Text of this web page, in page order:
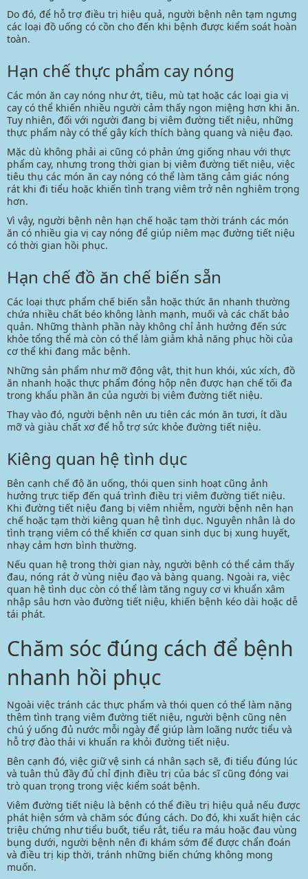
Do đó, để hỗ trợ điều trị hiệu quả, người bệnh nên tạm ngưng
các loại đồ uống có cồn cho đến khi bệnh được kiểm soát hoàn
toàn.
Hạn chế thực phẩm cay nóng
Các món ăn cay nóng như ớt, tiêu, mù tạt hoặc các loại gia vị
cay có thể khiến nhiều người cảm thấy ngon miệng hơn khi ăn.
Tuy nhiên, đối với người đang bị viêm đường tiết niệu, những
thực phẩm này có thể gây kích thích bàng quang và niệu đạo.
Mặc dù không phải ai cũng có phản ứng giống nhau với thực
phẩm cay, nhưng trong thời gian bị viêm đường tiết niệu, việc
tiêu thụ các món ăn cay nóng có thể làm tăng cảm giác nóng
rát khi đi tiểu hoặc khiến tình trạng viêm trở nên nghiêm trọng
hơn.
Vì vậy, người bệnh nên hạn chế hoặc tạm thời tránh các món
ăn có nhiều gia vị cay nóng để giúp niêm mạc đường tiết niệu
có thời gian hồi phục.
Hạn chế đồ ăn chế biến sẵn
Các loại thực phẩm chế biến sẵn hoặc thức ăn nhanh thường
chứa nhiều chất béo không lành mạnh, muối và các chất bảo
quản. Những thành phần này không chỉ ảnh hưởng đến sức
khỏe tổng thể mà còn có thể làm giảm khả năng phục hồi của
cơ thể khi đang mắc bệnh.
Những sản phẩm như mỡ động vật, thịt hun khói, xúc xích, đồ
ăn nhanh hoặc thực phẩm đóng hộp nên được hạn chế tối đa
trong khẩu phần ăn của người bị viêm đường tiết niệu.
Thay vào đó, người bệnh nên ưu tiên các món ăn tươi, ít dầu
mỡ và giàu chất xơ để hỗ trợ sức khỏe đường tiết niệu.
Kiêng quan hệ tình dục
Bên cạnh chế độ ăn uống, thói quen sinh hoạt cũng ảnh
hưởng trực tiếp đến quá trình điều trị viêm đường tiết niệu.
Khi đường tiết niệu đang bị viêm nhiễm, người bệnh nên hạn
chế hoặc tạm thời kiêng quan hệ tình dục. Nguyên nhân là do
tình trạng viêm có thể khiến cơ quan sinh dục bị xung huyết,
nhạy cảm hơn bình thường.
Nếu quan hệ trong thời gian này, người bệnh có thể cảm thấy
đau, nóng rát ở vùng niệu đạo và bàng quang. Ngoài ra, việc
quan hệ tình dục còn có thể làm tăng nguy cơ vi khuẩn xâm
nhập sâu hơn vào đường tiết niệu, khiến bệnh kéo dài hoặc dễ
tái phát.
Chăm sóc đúng cách để bệnh
nhanh hồi phục
Ngoài việc tránh các thực phẩm và thói quen có thể làm nặng
thêm tình trạng viêm đường tiết niệu, người bệnh cũng nên
chú ý uống đủ nước mỗi ngày để giúp làm loãng nước tiểu và
hỗ trợ đào thải vi khuẩn ra khỏi đường tiết niệu.
Bên cạnh đó, việc giữ vệ sinh cá nhân sạch sẽ, đi tiểu đúng lúc
và tuân thủ đầy đủ chỉ định điều trị của bác sĩ cũng đóng vai
trò quan trọng trong việc kiểm soát bệnh.
Viêm đường tiết niệu là bệnh có thể điều trị hiệu quả nếu được
phát hiện sớm và chăm sóc đúng cách. Do đó, khi xuất hiện các
triệu chứng như tiểu buốt, tiểu rắt, tiểu ra máu hoặc đau vùng
bụng dưới, người bệnh nên đi khám sớm để được chẩn đoán
và điều trị kịp thời, tránh những biến chứng không mong
muốn.